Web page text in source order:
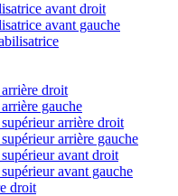
avant droit
avant gauche
droit
gauche
arrière droit
arrière gauche
avant droit
avant gauche
droit